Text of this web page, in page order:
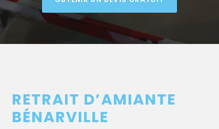
RETRAIT D’AMIANTE
BÉNARVILLE